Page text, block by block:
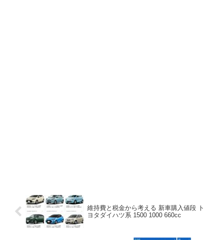
維持費と税金から考える 新車購入値段 ト
ヨタダイハツ系 1500 1000 660cc